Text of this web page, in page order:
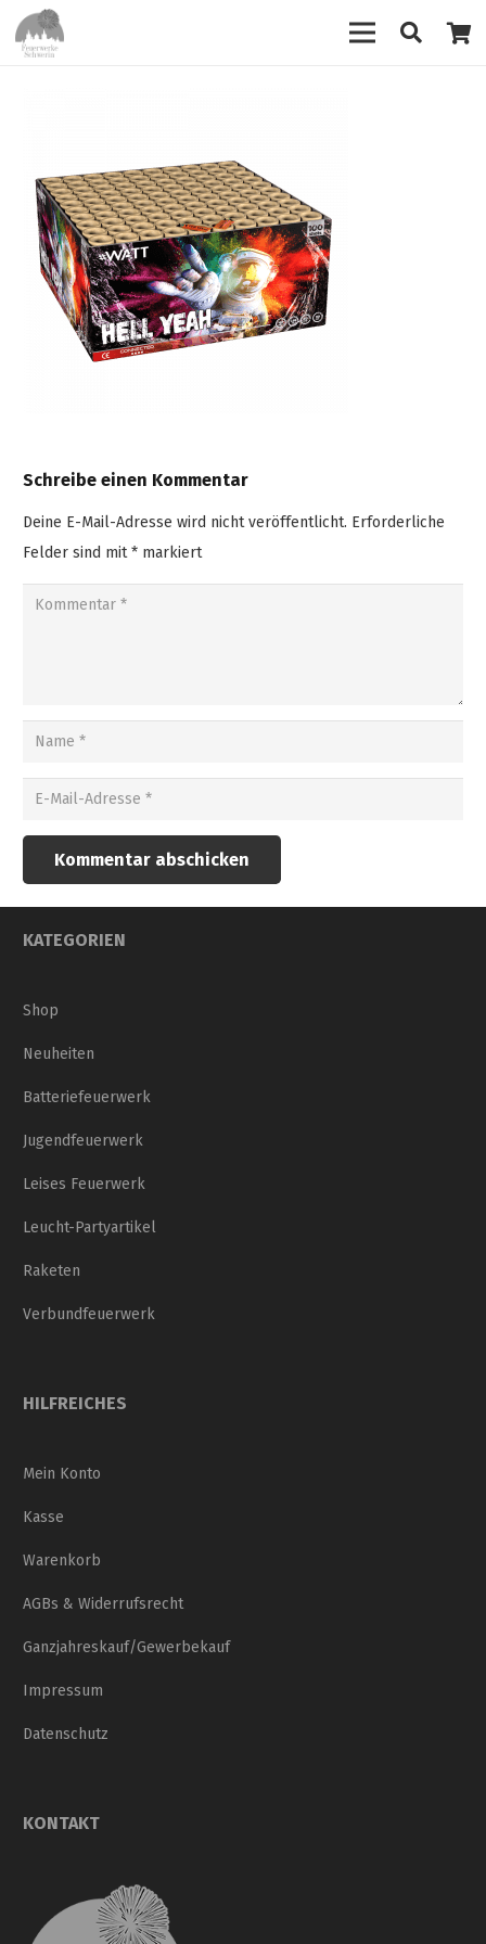
Schreibe einen Kommentar
Deine E-Mail-Adresse wird nicht veröffentlicht. Erforderliche
Felder sind mit* markiert
Kommentar abschicken
KATEGORIEN
Shop
Neuheiten
Batteriefeuerwerk
Jugendfeuerwerk
Leises Feuerwerk
Leucht-Partyartikel
Raketen
Verbundfeuerwerk
HILFREICHES
Mein Konto
Kasse
Warenkorb
AGBs & Widerrufsrecht
Ganzjahreskauf/Gewerbekauf
Impressum
Datenschutz
KONTAKT